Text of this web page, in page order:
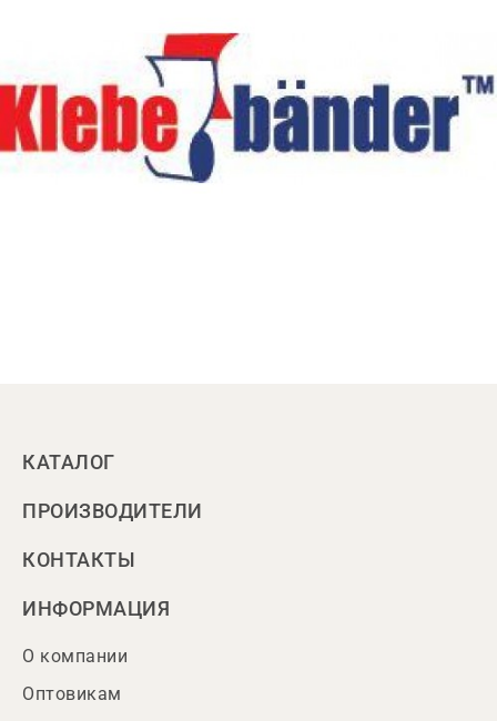
КАТАЛОГ
ПРОИЗВОДИТЕЛИ
КОНТАКТЫ
ИНФОРМАЦИЯ
О компании
Оптовикам